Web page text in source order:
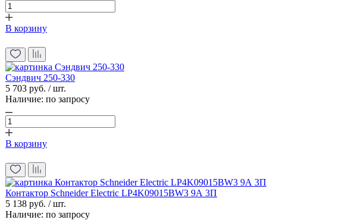
В корзину
Сэндвич 250-330
5 703 руб. / шт.
Наличие: по запросу
В корзину
Контактор Schneider Electric LP4K09015BW3 9А 3П
5 138 руб. / шт.
Наличие: по запросу